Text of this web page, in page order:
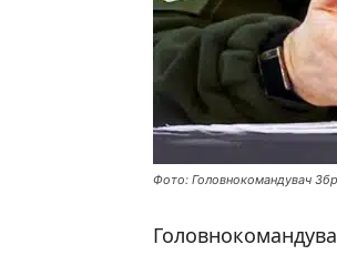
Фото: Головнокомандувач